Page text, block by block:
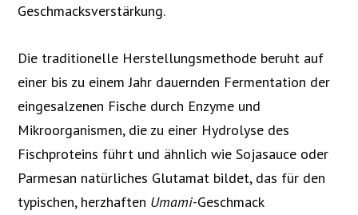
Geschmacksverstärkung.
Die traditionelle Herstellungsmethode beruht auf
einer bis zu einem Jahr dauernden Fermentation der
eingesalzenen Fische durch Enzyme und
Mikroorganismen, die zu einer Hydrolyse des
Fischproteins führt und ähnlich wie Sojasauce oder
Parmesan natürliches Glutamat bildet, das für den
typischen, herzhaften Umami-Geschmack